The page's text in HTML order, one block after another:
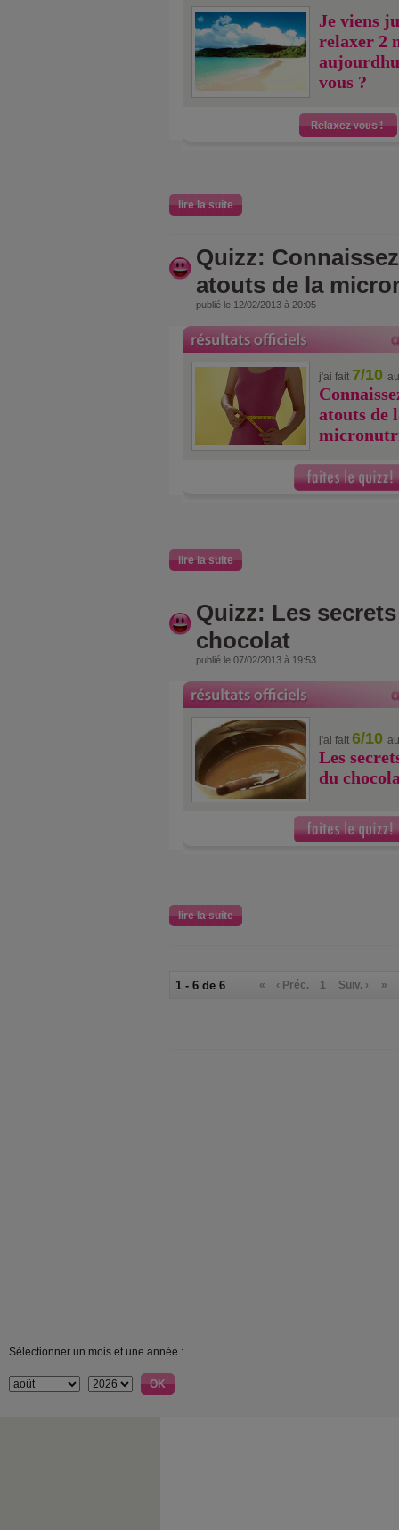
Je viens
relaxer 2
vous ?
lire la suite
Quizz:
atouts de la
publié le 12/02/2013 à 20:05
j'ai fait 7/10
atouts de
lire la suite
Quizz: Les
chocolat
publié le 07/02/2013 à 19:53
j'ai fait 6/10
Les
du
lire la suite
1 - 6 de 6 « ‹ Préc. 1 Suiv. › »
Sélectionner un mois et une année :